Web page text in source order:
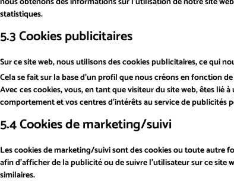
statistiques.
5.3 Cookies publicitaires
Sur ce site web, nous utilisons des cookies publicitaires, ce qui
Cela se fait sur la base d’un profil que nous créons en fonction
Avec ces cookies, vous, en tant que visiteur du site web, êtes lié
comportement et vos centres d’intérêts au service de publicités
5.4 Cookies de marketing/suivi
Les cookies de marketing/suivi sont des cookies ou toute autre
afin d’afficher de la publicité ou de suivre l’utilisateur sur ce
similaires.